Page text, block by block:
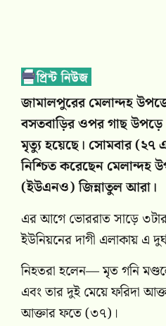
জামালপুরের মেলান্দহ
বসতবাড়ির ওপর গাছ
মৃত্যু হয়েছে। সোমবার (২৭
নিশ্চিত করেছেন মেলান্দহ
(ইউএনও) জিন্নাতুল আরা।
এর আগে ভোররাত সাড়ে
ইউনিয়নের দাগী এলাকায় এ
নিহতরা হলেন— মৃত গনি
এবং তার দুই মেয়ে ফরিদা
আক্তার ফতে (৩৭)।